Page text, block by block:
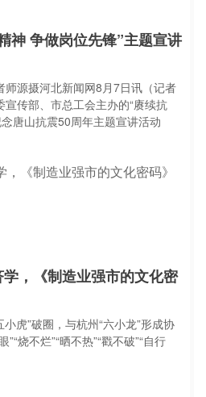
神 争做岗位先锋”主题宣讲
师源摄河北新闻网8月7日讯（记者
传部、市总工会主办的“赓续抗
唐山抗震50周年主题宣讲活动
，《制造业强市的文化密
虎”破圈，与杭州“六小龙”形成协
烧不烂”“晒不热”“戳不破”“自行